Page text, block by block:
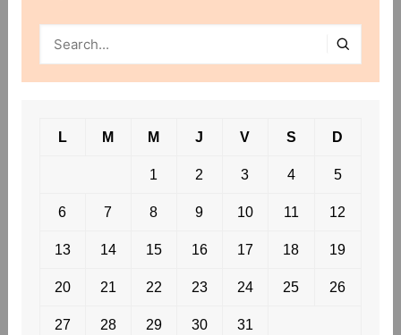
L M M J V S D
1 2 3 4 5
6 7 8 9 10 11 12
13 14 15 16 17 18 19
20 21 22 23 24 25 26
27 28 29 30 31